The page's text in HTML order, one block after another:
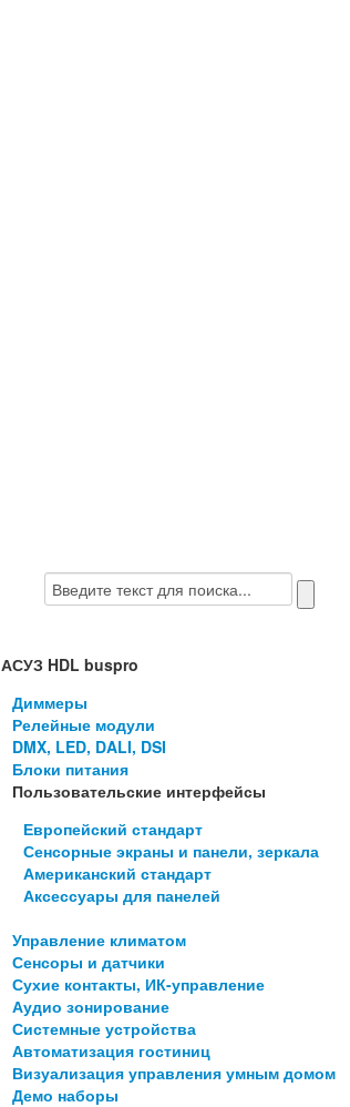
АСУЗ HDL buspro
Диммеры
Релейные модули
DMX, LED, DALI, DSI
Блоки питания
Пользовательские интерфейсы
Европейский стандарт
Сенсорные экраны и панели, зеркала
Американский стандарт
Аксессуары для панелей
Управление климатом
Сенсоры и датчики
Сухие контакты, ИК-управление
Аудио зонирование
Системные устройства
Автоматизация гостиниц
Визуализация управления умным домом
Демо наборы